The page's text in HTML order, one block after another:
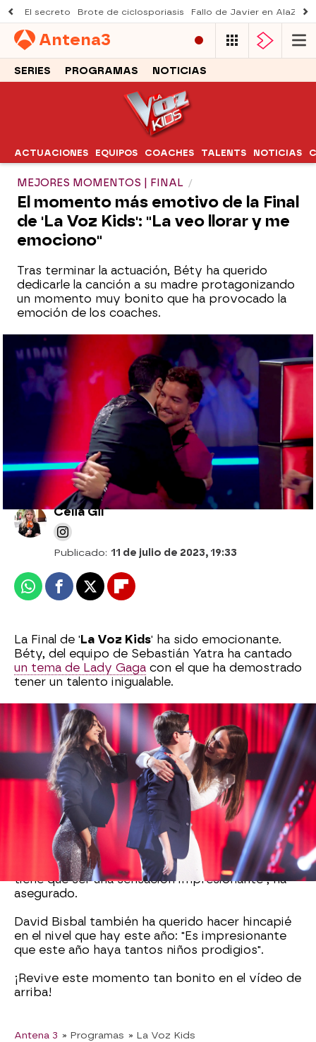
El secreto Brote de ciclosporiasis Fallo de Javier en AlaZ
Antena3
SERIES PROGRAMAS NOTICIAS
ACTUACIONES EQUIPOS COACHES TALENTS NOTICIAS
MEJORES MOMENTOS | FINAL
El momento más emotivo de la Final
de 'La Voz Kids': "La veo llorar y me
emociono"
Tras terminar la actuación, Béty ha querido
dedicarle la canción a su madre protagonizando
un momento muy bonito que ha provocado la
emoción de los coaches.
Rubén Franco gana ‘La Voz Kids 2023’ en
el equipo de Sebastián Yatra
Las 15 cosas que no sabías sobre Rubén
Franco, ganador de 'La Voz Kids'
Celia Gil
Publicado: 11 de julio de 2023, 19:33
WhatsappFacebook
X Flipboard
La Final de ' La Voz Kids' ha sido emocionante.
Béty, del equipo de Sebastián Yatra ha cantado
un tema de Lady Gaga con el que ha demostrado
tener un talento inigualable.
Tras terminar la actuación, Béty ha querido
dedicarle la actuación a su madre: "La veo llorar a
la madre y me emociono", ha señalado Rosario. La
madre de la talent no ha dudado en bajar las
escaleras de las gradas donde se encuentra el
público e ir a saludar a su hija.
Ambas han protagonizado un momento muy
bonito en la Final de 'La Voz Kids': "
Yo he visto la
cara de tu madre y te juro que me dan ganas de
", ha admitido Rosario. "Ver a tu hija aquí
tiene que ser una sensación impresionante", ha
asegurado.
David Bisbal también ha querido hacer hincapié
en el nivel que hay este año: "Es impresionante
que este año haya tantos niños prodigios".
¡Revive este momento tan bonito en el vídeo de
arriba!
Antena 3 » Programas » La Voz Kids